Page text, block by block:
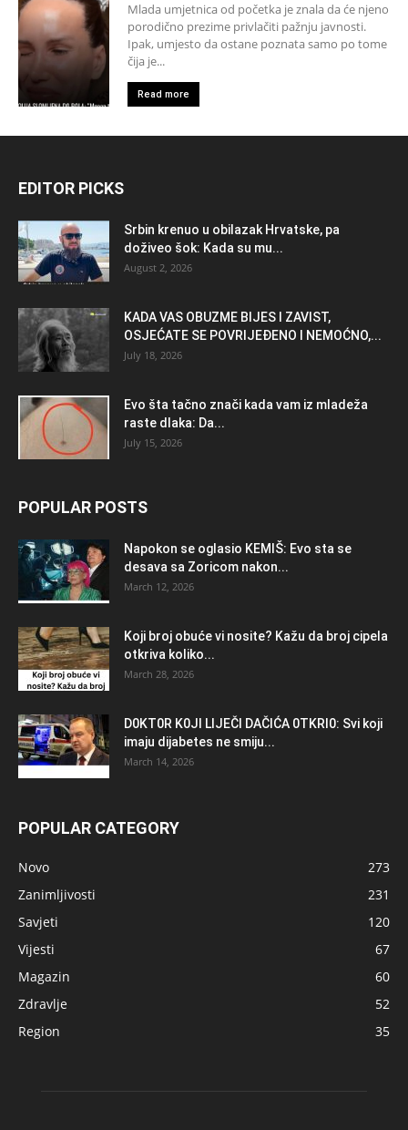
Mlada umjetnica od početka je znala da će njeno
porodično prezime privlačiti pažnju javnosti.
Ipak, umjesto da ostane poznata samo po tome
čija je...
Read more
EDITOR PICKS
Srbin krenuo u obilazak Hrvatske, pa
doživeo šok: Kada su mu...
August 2, 2026
KADA VAS OBUZME BIJES I ZAVIST,
OSJEĆATE SE POVRIJEĐENO I NEMOĆNO,...
July 18, 2026
Evo šta tačno znači kada vam iz mladeža
raste dlaka: Da...
July 15, 2026
POPULAR POSTS
Napokon se oglasio KEMlŠ: Evo sta se
desava sa Zoricom nakon...
March 12, 2026
Koji broj obuće vi nosite? Kažu da broj cipela
otkriva koliko...
March 28, 2026
D0KT0R K0Jl LlJEČl DAČlĆA 0TKRl0: Svi koji
imaju dijabetes ne smiju...
March 14, 2026
POPULAR CATEGORY
Novo
273
Zanimljivosti
231
Savjeti
120
Vijesti
67
Magazin
60
Zdravlje
52
Region
35